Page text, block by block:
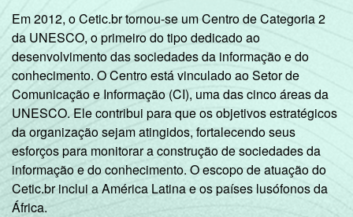
Online Brasil 2022.
Em 2012, o Cetic.br tornou-se um Centro de Categoria 2
da UNESCO, o primeiro do tipo dedicado ao
desenvolvimento das sociedades da informação e do
conhecimento. O Centro está vinculado ao Setor de
Comunicação e Informação (CI), uma das cinco áreas da
UNESCO. Ele contribui para que os objetivos estratégicos
da organização sejam atingidos, fortalecendo seus
esforços para monitorar a construção de sociedades da
informação e do conhecimento. O escopo de atuação do
Cetic.br inclui a América Latina e os países lusófonos da
África.